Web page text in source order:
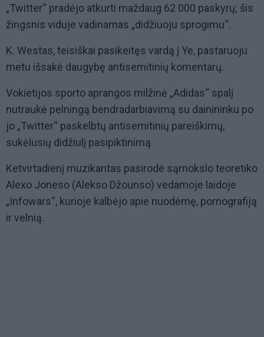
„Twitter“ pradėjo atkurti maždaug 62 000 paskyrų; šis
žingsnis viduje vadinamas „didžiuoju sprogimu“.
K. Westas, teisiškai pasikeitęs vardą į Ye, pastaruoju
metu išsakė daugybę antisemitinių komentarų.
Vokietijos sporto aprangos milžinė „Adidas“ spalį
nutraukė pelningą bendradarbiavimą su dainininku po
jo „Twitter“ paskelbtų antisemitinių pareiškimų,
sukėlusių didžiulį pasipiktinimą.
Ketvirtadienį muzikantas pasirodė sąmokslo teoretiko
Alexo Joneso (Alekso Džounso) vedamoje laidoje
„Infowars“, kurioje kalbėjo apie nuodėmę, pornografiją
ir velnią.